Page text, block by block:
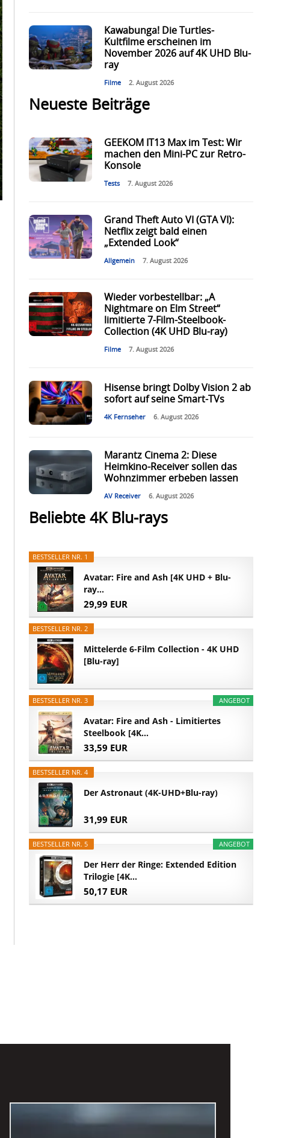
Kawabunga! Die Turtles-
Kultfilme erscheinen im
November 2026 auf 4K UHD Blu-
ray
Filme 2. August 2026
Neueste Beiträge
GEEKOM IT13 Max im Test: Wir
machen den Mini-PC zur Retro-
Konsole
Tests 7. August 2026
Grand Theft Auto VI (GTA VI):
Netflix zeigt bald einen
„Extended Look“
Allgemein 7. August 2026
Wieder vorbestellbar: „A
Nightmare on Elm Street“
limitierte 7-Film-Steelbook-
Collection (4K UHD Blu-ray)
Filme 7. August 2026
Hisense bringt Dolby Vision 2 ab
sofort auf seine Smart-TVs
4K Fernseher 6. August 2026
Marantz Cinema 2: Diese
Heimkino-Receiver sollen das
Wohnzimmer erbeben lassen
AV Receiver 6. August 2026
Beliebte 4K Blu-rays
BESTSELLER NR. 1
Avatar: Fire and Ash [4K UHD + Blu-
ray...
29,99 EUR
BESTSELLER NR. 2
Mittelerde 6-Film Collection - 4K UHD
[Blu-ray]
ANGEBOT
BESTSELLER NR. 3
Avatar: Fire and Ash - Limitiertes
Steelbook [4K...
33,59 EUR
BESTSELLER NR. 4
Der Astronaut (4K-UHD+Blu-ray)
31,99 EUR
ANGEBOT
BESTSELLER NR. 5
Der Herr der Ringe: Extended Edition
Trilogie [4K...
50,17 EUR